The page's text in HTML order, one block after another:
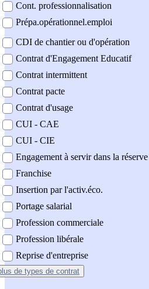
Cont. professionnalisation
Prépa.opérationnel.emploi
CDI de chantier ou d'opération
Contrat d'Engagement Educatif
Contrat intermittent
Contrat pacte
Contrat d'usage
CUI - CAE
CUI - CIE
Engagement à servir dans la réserve
Franchise
Insertion par l'activ.éco.
Portage salarial
Profession commerciale
Profession libérale
Reprise d'entreprise
de types de contrat